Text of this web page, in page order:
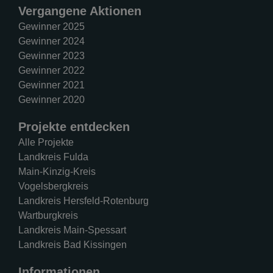
Vergangene Aktionen
Gewinner 2025
Gewinner 2024
Gewinner 2023
Gewinner 2022
Gewinner 2021
Gewinner 2020
Projekte entdecken
Alle Projekte
Landkreis Fulda
Main-Kinzig-Kreis
Vogelsbergkreis
Landkreis Hersfeld-Rotenburg
Wartburgkreis
Landkreis Main-Spessart
Landkreis Bad Kissingen